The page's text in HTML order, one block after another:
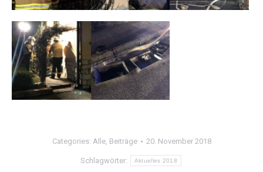
Categories: Alle, Beiträge 20. November 2018
Schlagwörter: Aktuelles 2018